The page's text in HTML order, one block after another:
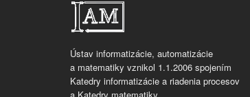
Ústav informatizácie, automatizácie
a matematiky vznikol 1.1.2006 spojením
Katedry informatizácie a riadenia procesov